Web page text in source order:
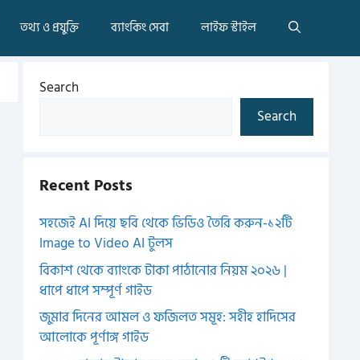
তথ্য ও প্রযুক্তি ব্যাংকিং সেবা লাইফ স্টাইল
Search
Search
Recent Posts
সহজেই AI দিয়ে ছবি থেকে ভিডিও তৈরি করুন-১২টি
Image to Video AI টুলস
বিকাশ থেকে ব্যাংকে টাকা পাঠানোর নিয়ম ২০২৬ |
ধাপে ধাপে সম্পূর্ণ গাইড
জুমার দিনের আমল ও ফজিলত সমূহ: সহীহ হাদিসের
আলোকে পূর্ণাঙ্গ গাইড